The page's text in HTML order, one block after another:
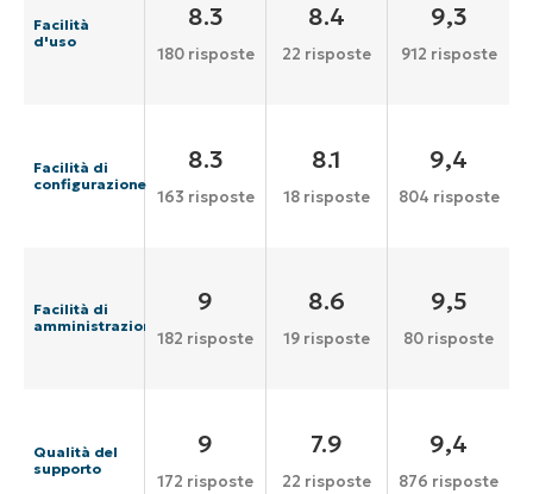
Facilità
d'uso
8.3
180 risposte
8.4
22 risposte
9,3
912 risposte
Facilità di
configurazione
8.3
163 risposte
8.1
18 risposte
9,4
804 risposte
Facilità di
amministrazione
9
182 risposte
8.6
19 risposte
9,5
80 risposte
Qualità del
supporto
9
172 risposte
7.9
22 risposte
9,4
876 risposte